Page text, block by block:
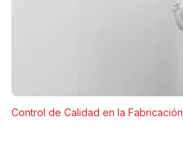
Control de Calidad en la Fabricación